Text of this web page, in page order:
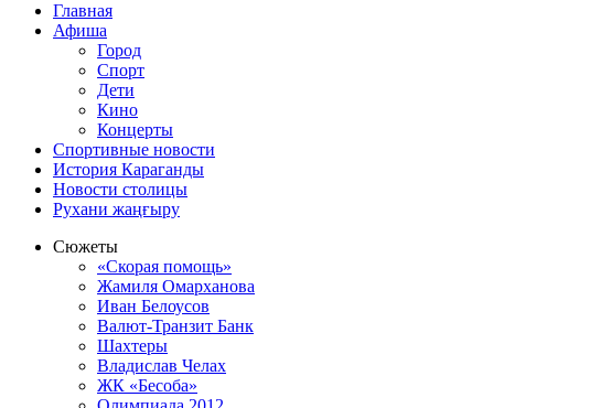
Главная
Афиша
Город
Спорт
Дети
Кино
Концерты
Спортивные новости
История Караганды
Новости столицы
Рухани жаңғыру
Сюжеты
«Скорая помощь»
Жамиля Омарханова
Иван Белоусов
Валют-Транзит Банк
Шахтеры
Владислав Челах
ЖК «Бесоба»